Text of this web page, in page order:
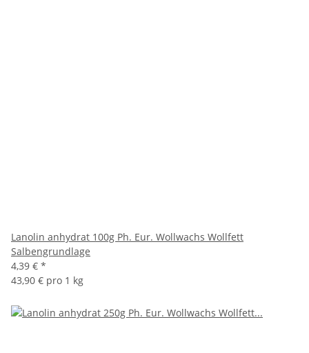
Lanolin anhydrat 100g Ph. Eur. Wollwachs Wollfett
Salbengrundlage
4,39 € *
43,90 € pro 1 kg